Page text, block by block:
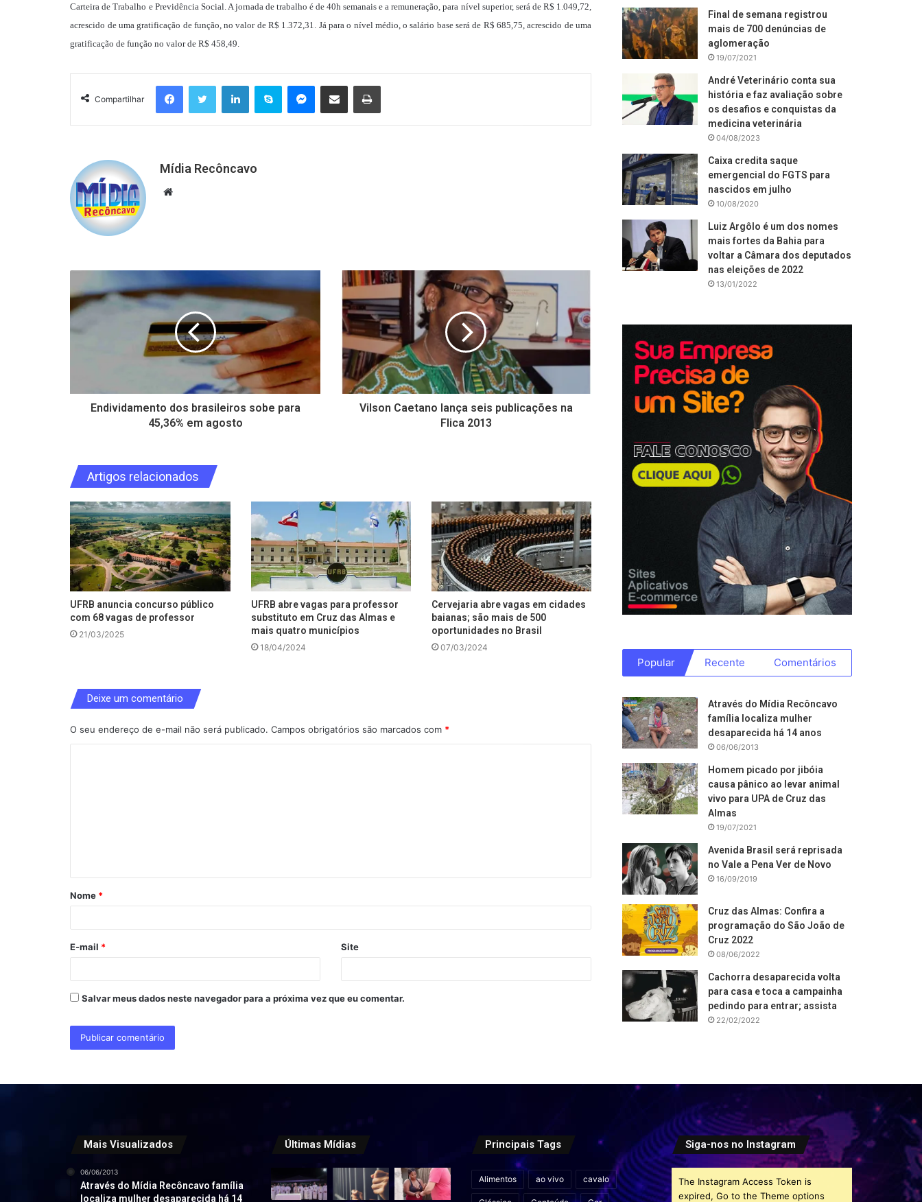
Carteira de Trabalho e Previdência Social. A jornada de trabalho é de 40h semanais e a remuneração, para nível superior, será de R$ 1.049,72,
acrescido de uma gratificação de função, no valor de R$ 1.372,31. Já para o nível médio, o salário base será de R$ 685,75, acrescido de uma
gratificação de função no valor de R$ 458,49.
Compartilhar
FacebookTwitter LinkedinSkype Messenger
Compartilhar via e-mail Imprimir
Mídia Recôncavo
Website
Endividamento dos brasileiros sobe para
45,36% em agosto
Vilson Caetano lança seis publicações na
Flica 2013
Artigos relacionados
UFRB anuncia concurso público
com 68 vagas de professor
21/03/2025
UFRB abre vagas para professor
substituto em Cruz das Almas e
mais quatro municípios
18/04/2024
Cervejaria abre vagas em cidades
baianas; são mais de 500
oportunidades no Brasil
07/03/2024
Deixe um comentário
O seu endereço de e-mail não será publicado. Campos obrigatórios são marcados com *
á
r
*
Nome *
E-mail * Site
Salvar meus dados neste navegador para a próxima vez que eu comentar.
Final de semana registrou
mais de 700 denúncias de
aglomeração
19/07/2021
André Veterinário conta sua
história e faz avaliação sobre
os desafios e conquistas da
medicina veterinária
04/08/2023
Caixa credita saque
emergencial do FGTS para
nascidos em julho
10/08/2020
Luiz Argôlo é um dos nomes
mais fortes da Bahia para
voltar a Câmara dos deputados
nas eleições de 2022
13/01/2022
Popular Recente Comentários
Através do Mídia Recôncavo
família localiza mulher
desaparecida há 14 anos
06/06/2013
Homem picado por jibóia
causa pânico ao levar animal
vivo para UPA de Cruz das
Almas
19/07/2021
Avenida Brasil será reprisada
no Vale a Pena Ver de Novo
16/09/2019
Cruz das Almas: Confira a
programação do São João de
Cruz 2022
08/06/2022
Cachorra desaparecida volta
para casa e toca a campainha
pedindo para entrar; assista
22/02/2022
Mais Visualizados
06/06/2013
Através do Mídia Recôncavo família
localiza mulher desaparecida há 14
Últimas Mídias Principais Tags
Alimentos ao vivo cavalo
Siga-nos no Instagram
The Instagram Access Token is
expired, Go to the Theme options